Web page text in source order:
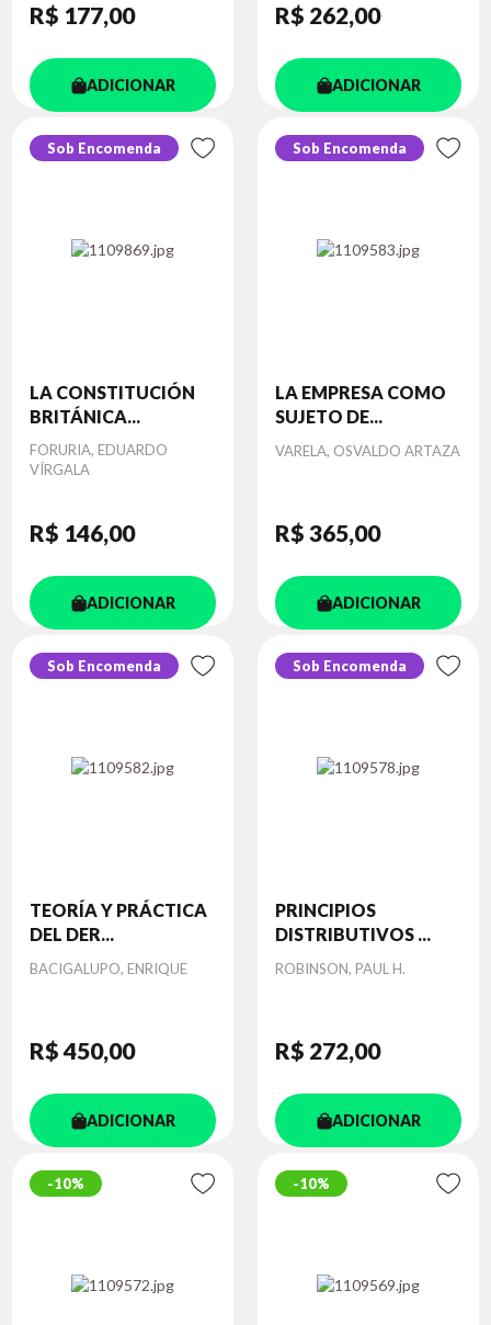
R$ 177,00
ADICIONAR
R$ 262,00
ADICIONAR
Sob Encomenda
LA CONSTITUCIÓN
BRITÁNICA...
Autor
FORURIA, EDUARDO
VÍRGALA
R$ 146,00
ADICIONAR
Sob Encomenda
LA EMPRESA COMO
SUJETO DE...
Autor
VARELA, OSVALDO ARTAZA
R$ 365,00
ADICIONAR
Sob Encomenda
TEORÍA Y PRÁCTICA
DEL DER...
Autor
BACIGALUPO, ENRIQUE
R$ 450,00
ADICIONAR
Sob Encomenda
PRINCIPIOS
DISTRIBUTIVOS ...
Autor
ROBINSON, PAUL H.
R$ 272,00
ADICIONAR
10% 10%